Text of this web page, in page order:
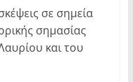
σε σημεία
σημασίας
και του